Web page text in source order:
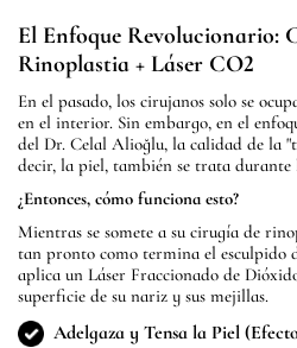
El Enfoque Revolucionario:
Rinoplastia + Láser CO2
En el pasado, los cirujanos solo se
en el interior. Sin embargo, en el
del Dr. Celal Alioğlu, la calidad de la
decir, la piel, también se trata
¿Entonces, cómo funciona esto?
Mientras se somete a su cirugía de
tan pronto como termina el esculpido
aplica un Láser Fraccionado de
superficie de su nariz y sus mejillas.
Adelgaza y Tensa la Piel